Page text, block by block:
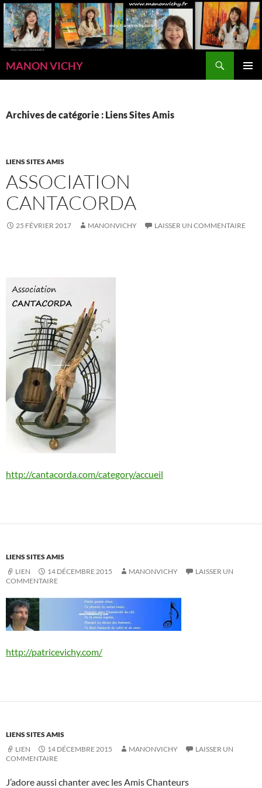
Aller
au
contenu
MANON VICHY
Archives de catégorie : Liens Sites Amis
LIENS SITES AMIS
ASSOCIATION
CANTACORDA
25 FÉVRIER 2017 MANONVICHY LAISSER UN COMMENTAIRE
http://cantacorda.com/category/accueil
LIENS SITES AMIS
LIEN
14 DÉCEMBRE 2015 MANONVICHY
LAISSER UN
COMMENTAIRE
http://patricevichy.com/
LIENS SITES AMIS
LIEN
14 DÉCEMBRE 2015 MANONVICHY
LAISSER UN
COMMENTAIRE
J’adore aussi chanter avec les Amis Chanteurs